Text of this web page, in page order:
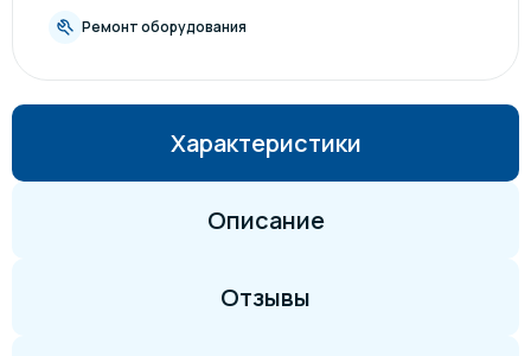
Ремонт оборудования
Характеристики
Описание
Отзывы